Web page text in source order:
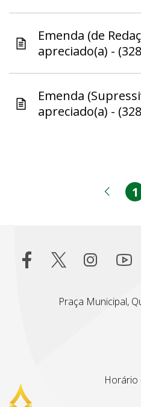
Emenda (de
apreciado(a) -
Emenda
apreciado(a) -
1
Praça Municipal,
Horário